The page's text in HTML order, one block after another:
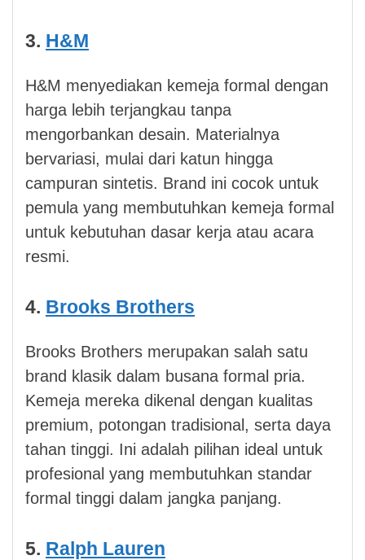
3. H&M
H&M menyediakan kemeja formal dengan
harga lebih terjangkau tanpa
mengorbankan desain. Materialnya
bervariasi, mulai dari katun hingga
campuran sintetis. Brand ini cocok untuk
pemula yang membutuhkan kemeja formal
untuk kebutuhan dasar kerja atau acara
resmi.
4. Brooks Brothers
Brooks Brothers merupakan salah satu
brand klasik dalam busana formal pria.
Kemeja mereka dikenal dengan kualitas
premium, potongan tradisional, serta daya
tahan tinggi. Ini adalah pilihan ideal untuk
profesional yang membutuhkan standar
formal tinggi dalam jangka panjang.
5. Ralph Lauren